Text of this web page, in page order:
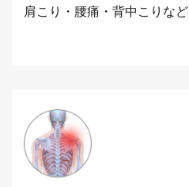
肩こり・腰痛・背中こりなど